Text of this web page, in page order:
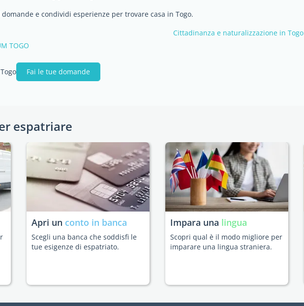
e condividi esperienze per trovare casa in Togo.
Cittadinanza e naturalizzazione in Togo
TOGO
Fai le tue domande
espatriare
Apri un conto in banca
Scegli una banca che soddisfi le
tue esigenze di espatriato.
Impara una lingua
Scopri qual è il modo migliore per
imparare una lingua straniera.